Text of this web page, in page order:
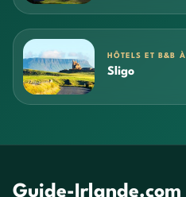
HÔTELS ET B&B À
Sligo
Guide-Irlande.com